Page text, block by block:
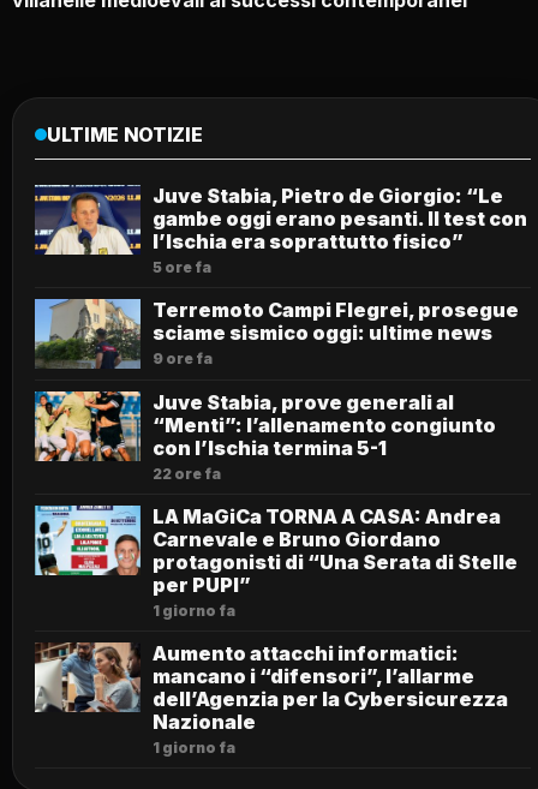
ULTIME NOTIZIE
Juve Stabia, Pietro de Giorgio: “Le
gambe oggi erano pesanti. Il test con
l’Ischia era soprattutto fisico”
5 ore fa
Terremoto Campi Flegrei, prosegue
sciame sismico oggi: ultime news
9 ore fa
Juve Stabia, prove generali al
“Menti”: l’allenamento congiunto
con l’Ischia termina 5-1
22 ore fa
LA MaGiCa TORNA A CASA: Andrea
Carnevale e Bruno Giordano
protagonisti di “Una Serata di Stelle
per PUPI”
1 giorno fa
Aumento attacchi informatici:
mancano i “difensori”, l’allarme
dell’Agenzia per la Cybersicurezza
Nazionale
1 giorno fa